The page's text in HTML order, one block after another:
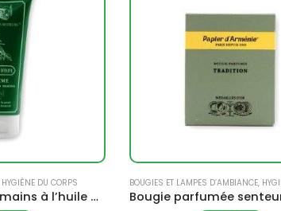
HYGIÈNE DU CORPS
Crème pour les mains à l’huile d’olive – Moulin des Senteurs
BOUGIES ET LAMPES D’AMBIANCE,